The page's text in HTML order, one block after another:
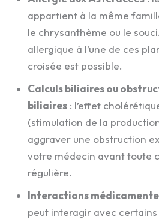
appartient à la même
le chrysanthème ou le
allergique à l’une de ces
croisée est possible.
Calculs biliaires ou
biliaires : l’effet
(stimulation de la
aggraver une obstruction
votre médecin avant toute
régulière.
Interactions
peut interagir avec